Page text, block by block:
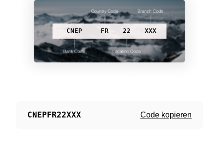
CNEP FR 22 XXX
CNEPFR22XXX Code kopieren